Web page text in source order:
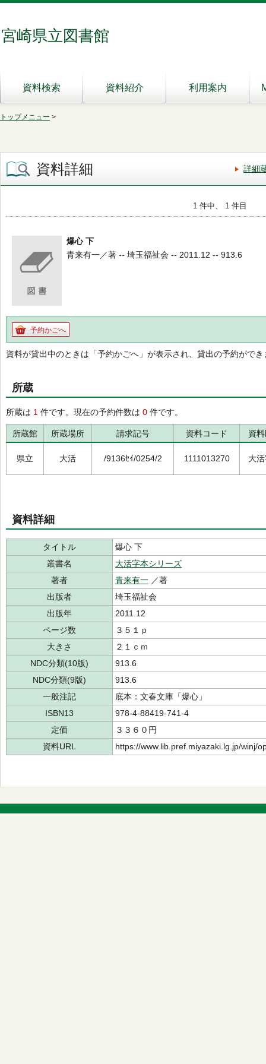
宮崎県立図書館
資料検索 資料紹介 利用案内
トップメニュー >
資料詳細 詳細
1 件中、 1 件目
爆心 下
青来有一／著 -- 埼玉福祉会 -- 2011.12 -- 913.6
予約かごへ
資料が貸出中のときは「予約かごへ」が表示され、貸出の予約ができ
所蔵
所蔵は 1 件です。現在の予約件数は 0 件です。
所蔵館 所蔵場所 請求記号 資料コード 資
県立 大活 /9136ｾｲ/0254/2 1111013270 大
資料詳細
タイトル
爆心 下
叢書名
大活字本シリーズ
著者
青来有一 ／著
出版者
埼玉福祉会
出版年
2011.12
ページ数
３５１ｐ
大きさ
２１ｃｍ
NDC分類(10版)
913.6
NDC分類(9版)
913.6
一般注記
底本：文春文庫「爆心」
ISBN13
978-4-88419-741-4
定価
３３６０円
資料URL
https://www.lib.pref.miyazaki.lg.jp/winj/